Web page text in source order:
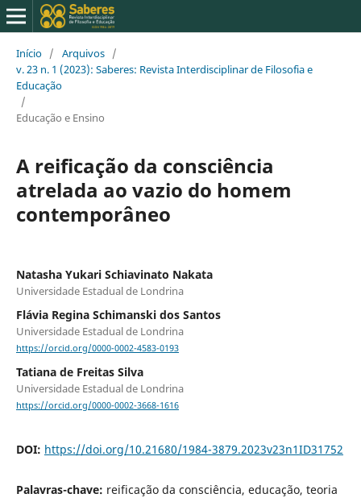
Início / Arquivos /
v. 23 n. 1 (2023): Saberes: Revista Interdisciplinar de Filosofia e
Educação
/
Educação e Ensino
A reificação da consciência
atrelada ao vazio do homem
contemporâneo
Natasha Yukari Schiavinato Nakata
Universidade Estadual de Londrina
Flávia Regina Schimanski dos Santos
Universidade Estadual de Londrina
https://orcid.org/0000-0002-4583-0193
Tatiana de Freitas Silva
Universidade Estadual de Londrina
https://orcid.org/0000-0002-3668-1616
DOI: https://doi.org/10.21680/1984-3879.2023v23n1ID31752
Palavras-chave: reificação da consciência, educação, teoria